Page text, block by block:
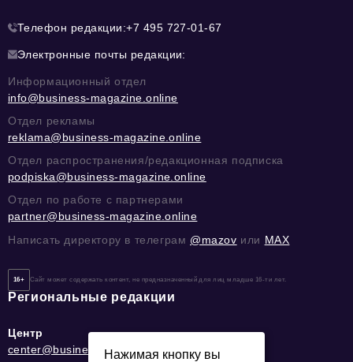
Телефон редакции:+7 495 727-01-67
Электронные почты редакции:
Информационный отдел
info@business-magazine.online
Отдел рекламы
reklama@business-magazine.online
Отдел распространения/редакционная подписка
podpiska@business-magazine.online
Отдел по работе с партнерами
partner@business-magazine.online
Написать директору в телеграм @mazov или MAX
16+ Сайт может содержать контент, не предназначенный для лиц младше 16-ти лет.
Региональные редакции
Центр
center@business-magazine.online
Нажимая кнопку вы